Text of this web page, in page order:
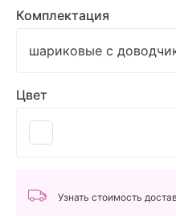
Комплектация
Цвет
Узнать стоимость